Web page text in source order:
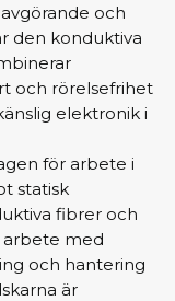
och
den konduktiva
och rörelsefrihet
elektronik i
för arbete i
statisk
fibrer och
arbete med
och hantering
är